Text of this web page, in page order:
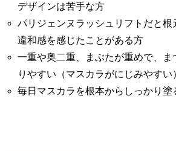
デザインは苦手な方
パリジェンヌラッシュリフトだと根
違和感を感じたことがある方
一重や奥二重、まぶたが重めで、ま
りやすい（マスカラがにじみやすい
毎日マスカラを根本からしっかり塗